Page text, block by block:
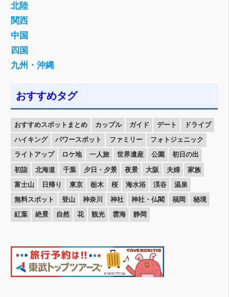
北陸
関西
中国
四国
九州・沖縄
おすすめタグ
おすすめスポットまとめ カップル ガイド デート
ドライブ
ハイキング
パワースポット ファミリー
フォトジェニック
ライトアップ
ロケ地 一人旅 世界遺産 公園
初日の出
初詣
北海道 千葉 夕日・夕景 夜景 大阪 夫婦
家族
富士山
日帰り 東京 栃木 桜 海水浴 渓谷
温泉
無料スポット
登山 神奈川 神社 神社・仏閣 福岡
秘境
紅葉
絶景 自然 花 観光 雲海 静岡